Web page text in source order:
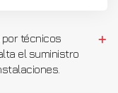
por técnicos
el suministro